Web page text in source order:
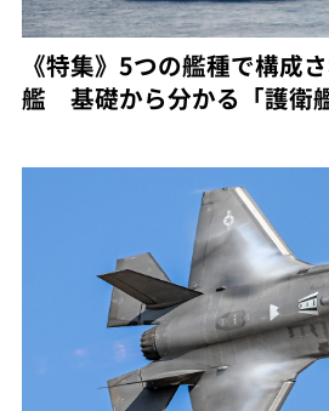
《特集》5つの艦種で構成
艦 基礎から分かる「護衛